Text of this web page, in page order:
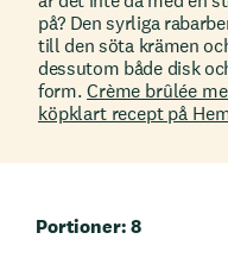
på? Den syrliga
till den söta krämen
dessutom både disk
form.Crème brûlée
köpklart recept på
Portioner: 8